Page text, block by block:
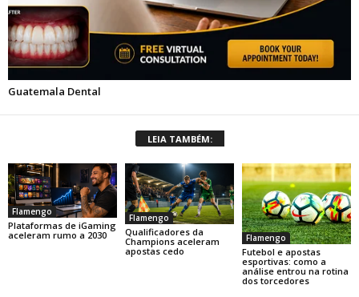
LEIA TAMBÉM:
Flamengo
Plataformas de iGaming
aceleram rumo a 2030
Flamengo
Qualificadores da
Champions aceleram
apostas cedo
Flamengo
Futebol e apostas
esportivas: como a
análise entrou na rotina
dos torcedores